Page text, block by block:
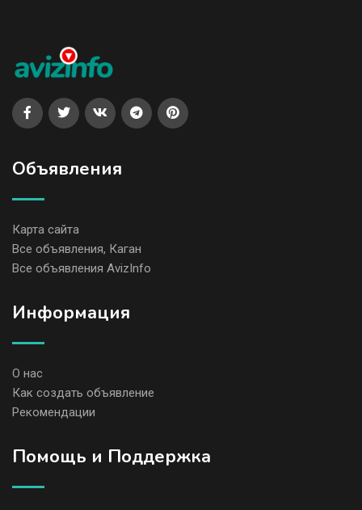
Объявления
Карта сайта
Все объявления, Каган
Все объявления AvizInfo
Информация
О нас
Как создать объявление
Рекомендации
Помощь и Поддержка